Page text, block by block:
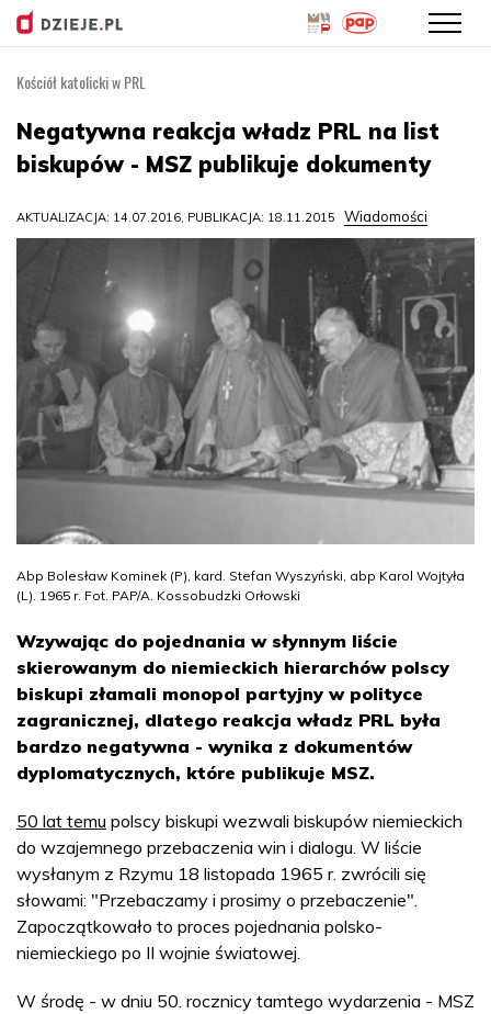
treści
Kościół katolicki w PRL
Negatywna reakcja władz PRL na list
biskupów - MSZ publikuje dokumenty
AKTUALIZACJA: 14.07.2016, PUBLIKACJA: 18.11.2015 Wiadomości
Abp Bolesław Kominek (P), kard. Stefan Wyszyński, abp Karol Wojtyła
(L). 1965 r. Fot. PAP/A. Kossobudzki Orłowski
Wzywając do pojednania w słynnym liście
skierowanym do niemieckich hierarchów polscy
biskupi złamali monopol partyjny w polityce
zagranicznej, dlatego reakcja władz PRL była
bardzo negatywna - wynika z dokumentów
dyplomatycznych, które publikuje MSZ.
50 lat temu polscy biskupi wezwali biskupów niemieckich
do wzajemnego przebaczenia win i dialogu. W liście
wysłanym z Rzymu 18 listopada 1965 r. zwrócili się
słowami: "Przebaczamy i prosimy o przebaczenie".
Zapoczątkowało to proces pojednania polsko-
niemieckiego po II wojnie światowej.
W środę - w dniu 50. rocznicy tamtego wydarzenia - MSZ